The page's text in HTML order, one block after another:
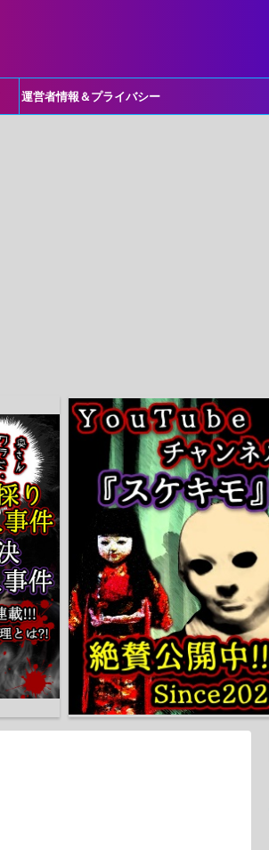
運営者情報＆プライバシー